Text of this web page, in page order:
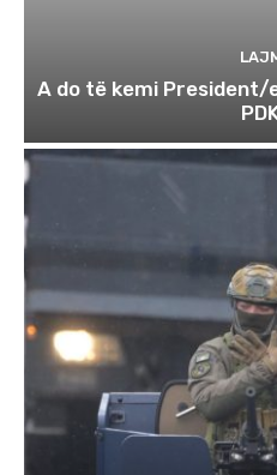
A do të kemi President/